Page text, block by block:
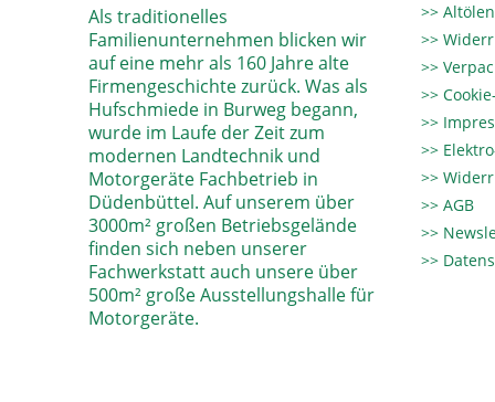
Als traditionelles
Familienunternehmen blicken wir
auf eine mehr als 160 Jahre alte
Firmengeschichte zurück. Was als
Hufschmiede in Burweg begann,
wurde im Laufe der Zeit zum
modernen Landtechnik und
Motorgeräte Fachbetrieb in
Düdenbüttel. Auf unserem über
3000m² großen Betriebsgelände
finden sich neben unserer
Fachwerkstatt auch unsere über
500m² große Ausstellungshalle für
Motorgeräte.
AGB